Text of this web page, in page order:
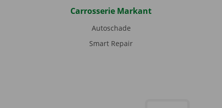
Carrosserie Markant
Autoschade
Smart Repair